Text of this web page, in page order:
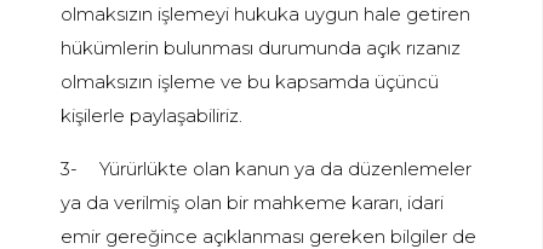
olmaksızın işlemeyi hukuka uygun hale getiren
hükümlerin bulunması durumunda açık rızanız
olmaksızın işleme ve bu kapsamda üçüncü
kişilerle paylaşabiliriz.
3-
Yürürlükte olan kanun ya da düzenlemeler
ya da verilmiş olan bir mahkeme kararı, idari
emir gereğince açıklanması gereken bilgiler de